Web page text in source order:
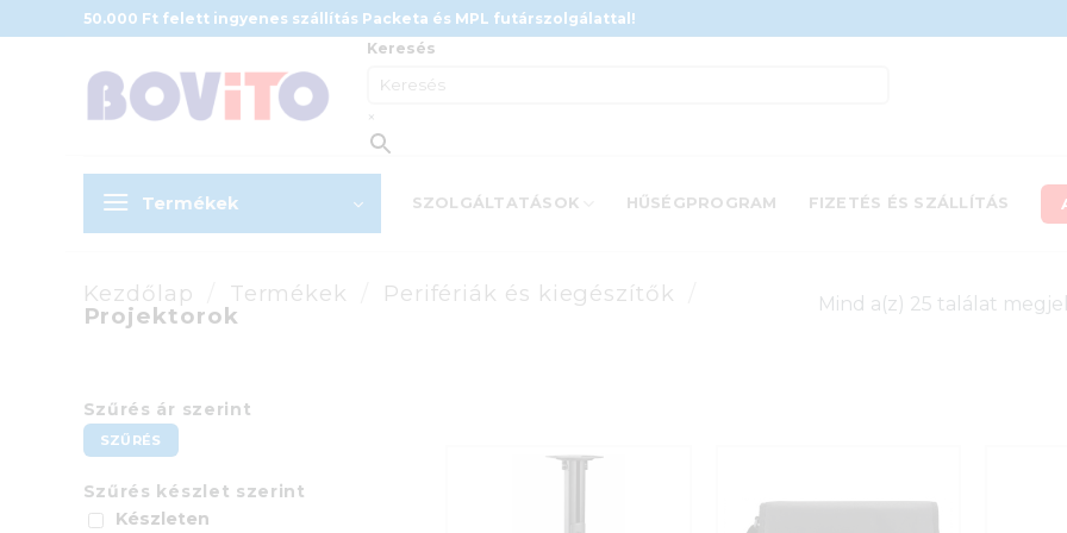
to
50.000 Ft felett ingyenes szállítás Packeta és MPL futárszolgálattal!
Keresés
×
Termékek SZOLGÁLTATÁSOK HŰSÉGPROGRAM FIZETÉS ÉS SZÁLLÍTÁS
Kezdőlap Termékek Perifériák és kiegészítők
Projektorok
Mind a(z) 25 találat
Szűrés ár szerint
Min
Max
SZŰRÉS
Szűrés készlet szerint
Készleten